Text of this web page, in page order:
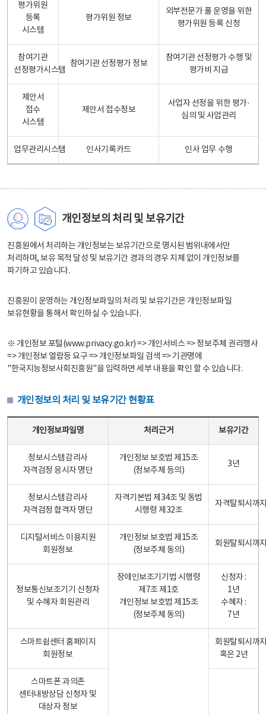
평가위원
등록
시스템
평가위원 정보
외부전문가 풀 운영을 위한
평가위원 등록 신청
참여기관
선정평가시스템
참여기관 선정평가 정보
참여기관 선정평가 수행 및
평가비 지급
제안서
접수
시스템
제안서 접수정보
사업자 선정을 위한 평가·
심의 및 사업관리
업무관리시스템 인사기록카드 인사 업무 수행
개인정보의 처리 및 보유기간
진흥원에서 처리하는 개인정보는 보유기간으로 명시된 범위내에서만
처리하며, 보유 목적 달성 및 보유기간 경과의 경우 지체 없이 개인정보를
파기하고 있습니다.
진흥원이 운영하는 개인정보파일의 처리 및 보유기간은 개인정보파일
보유현황을 통해서 확인하실 수 있습니다.
※ 개인정보 포털(www.privacy.go.kr) => 개인서비스 => 정보주체 권리행사
=> 개인정보 열람등 요구 => 개인정보파일 검색 => 기관명에
"한국지능정보사회진흥원"을 입력하면 세부 내용을 확인 할 수 있습니다.
개인정보의 처리 및 보유기간 현황표
개인정보파일명 처리근거 보유기간
정보시스템감리사
자격검정 응시자 명단
개인정보 보호법 제15조
(정보주체 등의)
3년
정보시스템감리사
자격검정 합격자 명단
자격기본법 제34조 및 동법
시행령 제32조
자격탈퇴시까
디지털서비스 이용지원
회원정보
개인정보 보호법 제15조
(정보주체 동의)
회원탈퇴시까
정보통신보조기기 신청자
및 수혜자 회원관리
장애인보조기기법 시행령
제7조 제1호
개인정보 보호법 제15조
(정보주체 동의)
신청자 :
1년
수혜자 :
7년
스마트쉼센터 홈페이지
회원정보
회원탈퇴시까
혹은 2년
스마트폰 과의존
센터내방상담 신청자 및
대상자 정보